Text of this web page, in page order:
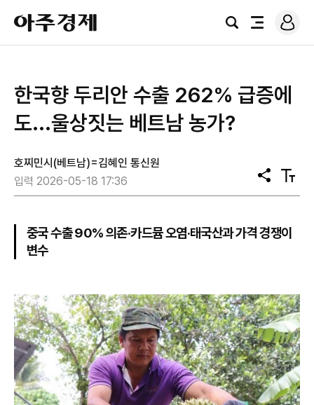
아
주
경
검
전
로
그
한국향 두리안 수출 262% 급증에
도...울상짓는 베트남 농가?
호찌민시(베트남)=김혜인 통신원
입력 2026-05-18 17:36
공
유
텍
스
기
중국 수출 90% 의존·카드뮴 오염·태국산과 가격 경쟁이
변수